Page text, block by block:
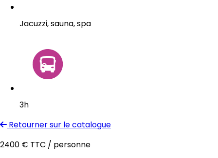
Jacuzzi, sauna, spa
3h
Retourner sur le catalogue
2400 € TTC / personne